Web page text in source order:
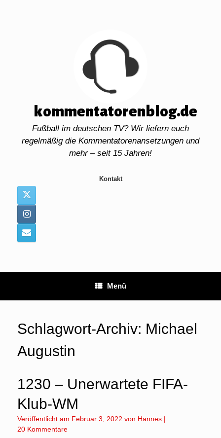
kommentatorenblog.de
Fußball im deutschen TV? Wir liefern euch
regelmäßig die Kommentatorenansetzungen und
mehr – seit 15 Jahren!
Kontakt
Menü
Schlagwort-Archiv: Michael
Augustin
1230 – Unerwartete FIFA-
Klub-WM
Veröffentlicht am Februar 3, 2022 von Hannes |
20 Kommentare